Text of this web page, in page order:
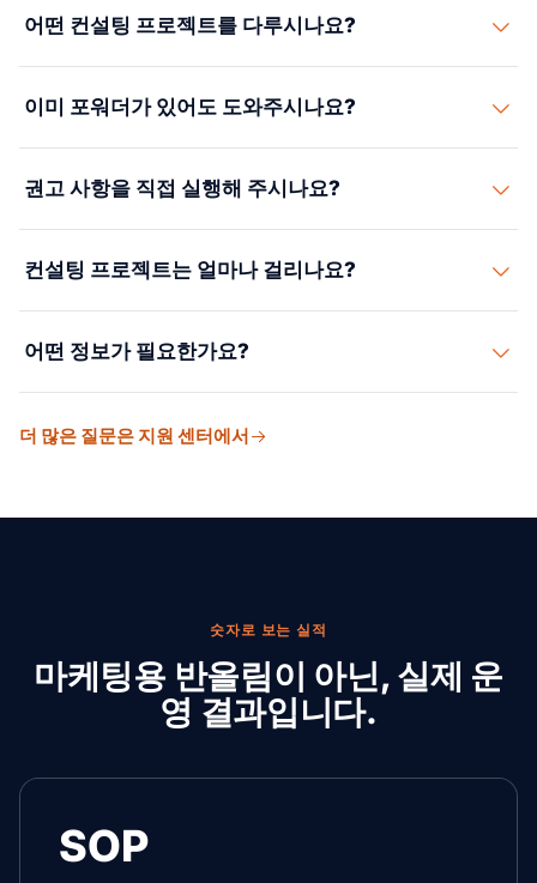
어떤 컨설팅 프로젝트를 다루시나요?
경로 전략, 화물 비용 절감을 다룹니다.
이미 포워더가 있어도 도와주시나요?
를 검토할 수 있습니다.
권고 사항을 직접 실행해 주시나요?
실행으로 연결될 수 있습니다.
컨설팅 프로젝트는 얼마나 걸리나요?
전체 네트워크 재설계보다 빠르게 끝날 수 있습니다.
어떤 정보가 필요한가요?
약속, 그리고 내려야 할 결정 사항입니다.
더 많은 질문은 지원 센터에서
숫자로 보는 실적
마케팅용 반올림이 아닌, 실제 운
영 결과입니다.
SOP